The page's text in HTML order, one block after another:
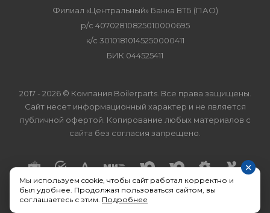
×
Мы используем cookie, чтобы сайт работал корректно и
был удобнее. Продолжая пользоваться сайтом, вы
соглашаетесь с этим. Подробнее
Филиал «Центральный» Банка ВТБ (ПАО)
р/с 40702810825010000695
к/с 30101810145250000411
БИК 044525411
2017 - 2026 © Компания Boilerparts. Все права защищены.
Сайт несет информационный характер и не является
публичной офертой. Копирование любых материалов с
сайта без согласия запрещено.